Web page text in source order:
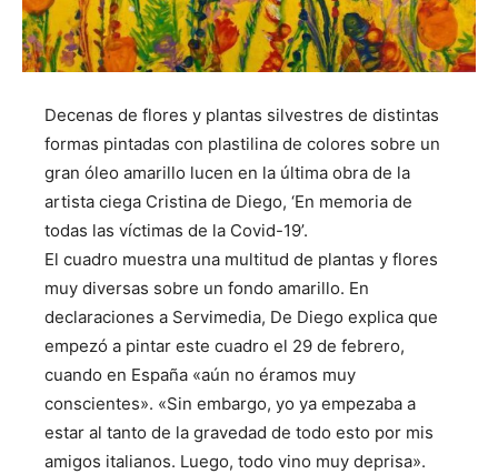
Decenas de flores y plantas silvestres de distintas
formas pintadas con plastilina de colores sobre un
gran óleo amarillo lucen en la última obra de la
artista ciega Cristina de Diego, ‘En memoria de
todas las víctimas de la Covid-19’.
El cuadro muestra una multitud de plantas y flores
muy diversas sobre un fondo amarillo. En
declaraciones a Servimedia, De Diego explica que
empezó a pintar este cuadro el 29 de febrero,
cuando en España «aún no éramos muy
conscientes». «Sin embargo, yo ya empezaba a
estar al tanto de la gravedad de todo esto por mis
amigos italianos. Luego, todo vino muy deprisa».